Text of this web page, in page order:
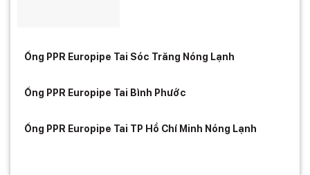
Ống PPR Europipe Tai Sóc Trăng Nóng Lạnh
Ống PPR Europipe Tai Bình Phước
Ống PPR Europipe Tai TP Hồ Chí Minh Nóng Lạnh